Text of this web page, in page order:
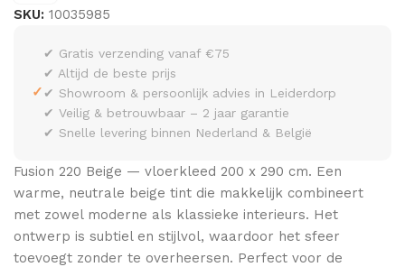
SKU: 10035985
✓
✔ Gratis verzending vanaf €75
✔ Altijd de beste prijs
✔ Showroom & persoonlijk advies in Leiderdorp
✔ Veilig & betrouwbaar – 2 jaar garantie
✔ Snelle levering binnen Nederland & België
Fusion 220 Beige — vloerkleed 200 x 290 cm. Een
warme, neutrale beige tint die makkelijk combineert
met zowel moderne als klassieke interieurs. Het
ontwerp is subtiel en stijlvol, waardoor het sfeer
toevoegt zonder te overheersen. Perfect voor de